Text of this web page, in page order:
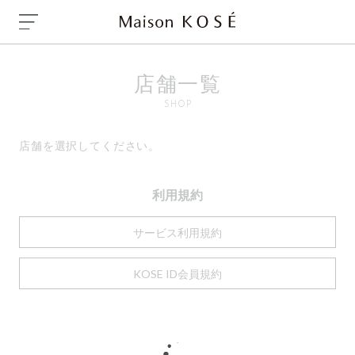
店舗一覧
SHOP
店舗を選択してください。
利用規約
サービス利用規約
KOSE ID会員規約